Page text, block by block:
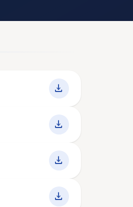
download
download
download
download